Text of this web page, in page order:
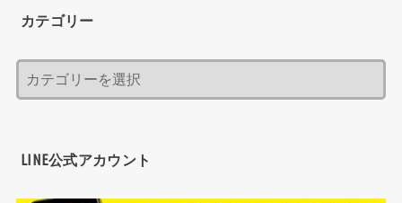
カテゴリー
LINE公式アカウント